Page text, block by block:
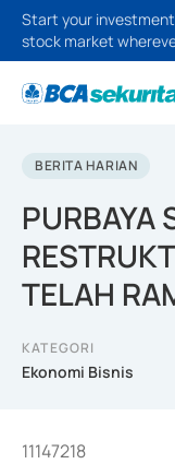
Start your
stock market
BERITA HARIAN
PURBAYA
TELAH
KATEGORI
Ekonomi Bisnis
11147218